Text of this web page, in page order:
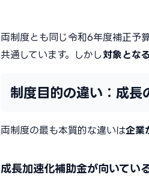
両制度とも同じ令和6年度補正予
共通しています。しかし 対象とな
制度目的の違い：成長
両制度の最も本質的な違いは企業
成長加速化補助金が向いてい